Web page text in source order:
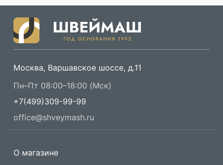
Москва, Варшавское шоссе, д.11
Пн–Пт 08:00–18:00 (Мск)
+7(499)309-99-99
office@shveymash.ru
О магазине